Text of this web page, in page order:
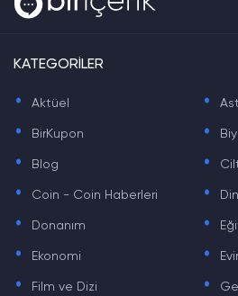
KATEGORİLER
. Aktüel .
. BirKupon .
. Blog .
. Coin - Coin Haberleri .
. Donanım .
. Ekonomi .
. Film ve Dizi .